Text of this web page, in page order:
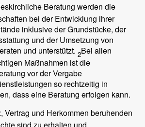
Beratung werden die
bei der Entwicklung ihrer
inklusive der Grundstücke, der
und der Umsetzung von
und unterstützt. 2Bei allen
Maßnahmen ist die
vor der Vergabe
so rechtzeitig in
dass eine Beratung erfolgen kann.
Vertrag und Herkommen beruhenden